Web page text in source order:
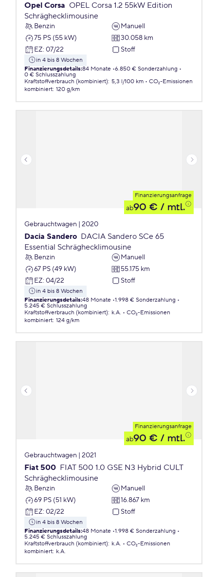
Opel Corsa OPEL Corsa 1.2 55kW Edition
Schräghecklimousine
Benzin
Manuell
75 PS (55 kW)
30.058 km
EZ: 07/22 Stoff
in 4 bis 8 Wochen
Finanzierungsdetails:84 Monate 6.850 € Sonderzahlung
0 € Schlusszahlung
Kraftstoffverbrauch (kombiniert): 5,3 l/100 km
CO₂-Emissionen
kombiniert: 120 g/km
Finanzierungsanfrage
ab90 € / mtl.
Gebrauchtwagen | 2020
Dacia Sandero DACIA Sandero SCe 65
Essential Schräghecklimousine
Benzin
Manuell
67 PS (49 kW)
55.175 km
EZ: 04/22 Stoff
in 4 bis 8 Wochen
Finanzierungsdetails:48 Monate 1.998 € Sonderzahlung
5.245 € Schlusszahlung
Kraftstoffverbrauch (kombiniert): k.A.
CO₂-Emissionen
kombiniert: 124 g/km
Finanzierungsanfrage
ab90 € / mtl.
Gebrauchtwagen | 2021
Fiat 500 FIAT 500 1.0 GSE N3 Hybrid CULT
Schräghecklimousine
Benzin
Manuell
69 PS (51 kW)
16.867 km
EZ: 02/22 Stoff
in 4 bis 8 Wochen
Finanzierungsdetails:48 Monate 1.998 € Sonderzahlung
5.245 € Schlusszahlung
Kraftstoffverbrauch (kombiniert): k.A.
CO₂-Emissionen
kombiniert: k.A.